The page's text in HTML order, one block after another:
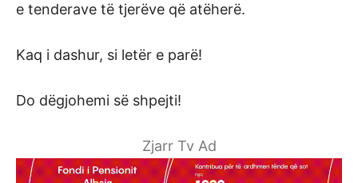
e tenderave të tjerëve që atëherë.
Kaq i dashur, si letër e parë!
Do dëgjohemi së shpejti!
Zjarr Tv Ad